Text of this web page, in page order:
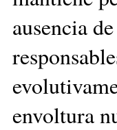
ausencia
envoltura